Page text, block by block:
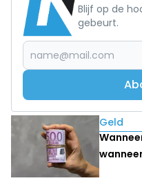
Blijf op de
gebeurt.
Lees ook
Geld